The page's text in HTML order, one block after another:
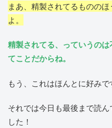
まあ、精製されてるものの
よ。
精製されてる、っていうの
てことだからね。
もう、これはほんとに好みで
それでは今日も最後まで読
した！